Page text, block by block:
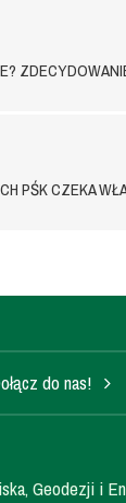
PŚK CZEKA
do nas!
Geodezji i